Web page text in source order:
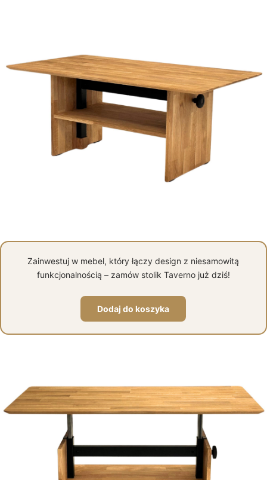
Zainwestuj w mebel, który łączy design z niesamowitą
funkcjonalnością – zamów stolik Taverno już dziś!
Dodaj do koszyka